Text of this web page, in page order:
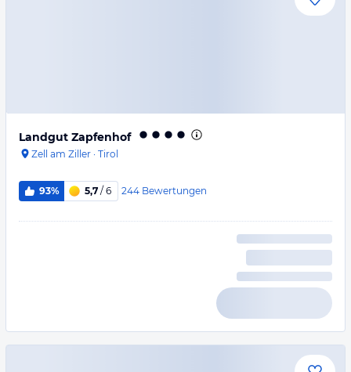
Landgut Zapfenhof
Zell am Ziller · Tirol
93% 5,7 / 6 244 Bewertungen